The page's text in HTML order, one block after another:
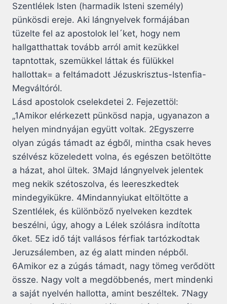
Szentlélek Isten (harmadik Isteni személy)
pünkösdi ereje. Aki lángnyelvek formájában
tüzelte fel az apostolok lel´ket, hogy nem
hallgatthattak tovább arról amit kezükkel
tapntottak, szemükkel láttak és fülükkel
hallottak= a feltámadott Jézuskrisztus-Istenfia-
Megváltóról.
Lásd apostolok cselekdetei 2. Fejezettöl:
„1Amikor elérkezett pünkösd napja, ugyanazon a
helyen mindnyájan együtt voltak. 2Egyszerre
olyan zúgás támadt az égből, mintha csak heves
szélvész közeledett volna, és egészen betöltötte
a házat, ahol ültek. 3Majd lángnyelvek jelentek
meg nekik szétoszolva, és leereszkedtek
mindegyikükre. 4Mindannyiukat eltöltötte a
Szentlélek, és különböző nyelveken kezdtek
beszélni, úgy, ahogy a Lélek szólásra indította
őket. 5Ez idő tájt vallásos férfiak tartózkodtak
Jeruzsálemben, az ég alatt minden népből.
6Amikor ez a zúgás támadt, nagy tömeg verődött
össze. Nagy volt a megdöbbenés, mert mindenki
a saját nyelvén hallotta, amint beszéltek. 7Nagy